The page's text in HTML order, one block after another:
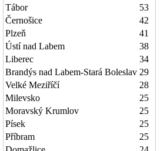
Tábor
53
Černošice
42
Plzeň
41
Ústí nad Labem
38
Liberec
34
Brandýs nad Labem-Stará Boleslav 29
Velké Meziříčí
28
Milevsko
25
Moravský Krumlov
25
Písek
25
Příbram
25